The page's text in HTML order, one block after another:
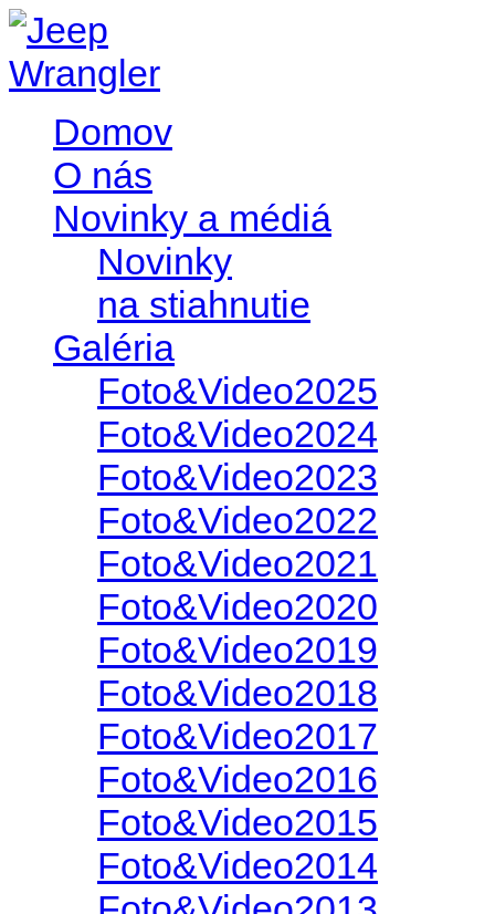
Domov
O nás
Novinky a médiá
Novinky
na stiahnutie
Galéria
Foto&Video2025
Foto&Video2024
Foto&Video2023
Foto&Video2022
Foto&Video2021
Foto&Video2020
Foto&Video2019
Foto&Video2018
Foto&Video2017
Foto&Video2016
Foto&Video2015
Foto&Video2014